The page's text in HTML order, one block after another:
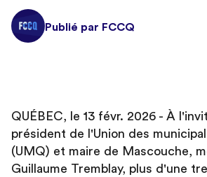
Publié par FCCQ
QUÉBEC, le 13 févr. 2026 - À
président de l'Union des
(UMQ) et maire de Mascouche,
Guillaume Tremblay, plus d'une